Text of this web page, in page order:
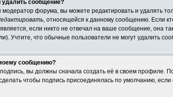
удалить сообщение?
форума, вы можете редактировать и удалять
, относящейся к данному сообщению. Если
если никто не отвечал на ваше сообщение, она
Учтите, что обычные пользователи не могут удалить
сообщению?
вы должны сначала создать её в своем профиле.
чтобы подпись присоединялась по умолчанию,